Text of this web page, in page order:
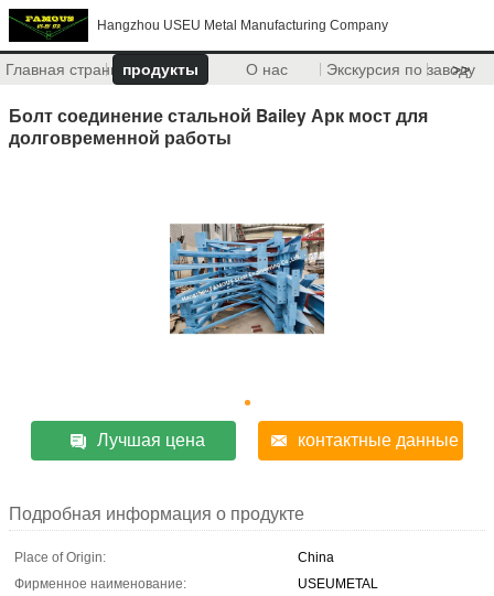
Hangzhou USEU Metal Manufacturing Company
Главная страницапродукты О нас Экскурсия по заводу
>>
Болт соединение стальной Bailey Арк мост для
долговременной работы
Лучшая цена контактные данные
Подробная информация о продукте
Place of Origin:
China
Фирменное наименование:
USEUMETAL